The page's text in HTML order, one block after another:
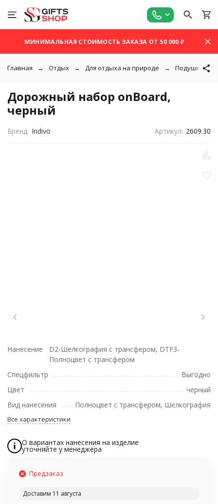
МИНИМАЛЬНАЯ СТОИМОСТЬ ЗАКАЗА ОТ 50 000 ₽
Главная Отдых Для отдыха на природе Подушки
Дорожный набор onBoard,
черный
Бренд: Indivo Артикул: 2609.30
Нанесение
D2-Шелкография с трансфером, DTF3-
Полноцвет с трансфером
Спецфильтр
Выгодно
Цвет
черный
Вид нанесения
Полноцвет с трансфером, Шелкография
Все характеристики
О вариантах нанесения на изделие
уточняйте у менеджера
Предзаказ
Доставим 11 августа